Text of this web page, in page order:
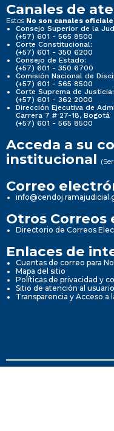
Canales de
Estos No son canales
Consejo Superior de la
(+57) 601 - 565 8500
Corte Constitucional:
(+57) 601 - 350 6200
Consejo de Estado:
(+57) 601 - 350 6700
Comisión Nacional de
(+57) 601 - 565 8500
Corte Suprema de Justicia:
(+57) 601 - 362 2000
Dirección Ejecutiva de
Carrera 7 # 27-18, Bogotá
(+57) 601 - 565 8500
Acceda a su
institucional
Correo
Otros Correos
Directorio de Correos
Enlaces de
Cuentas de correo para
Mapa del sitio
Políticas de privacidad y
Sitio de atención al usuario
Transparencia y Acceso a